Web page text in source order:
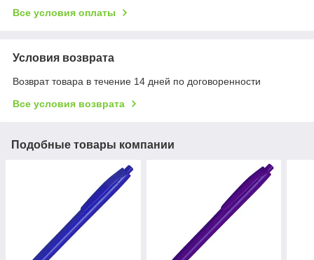
Все условия оплаты
Условия возврата
Возврат товара в течение 14 дней по договоренности
Все условия возврата
Подобные товары компании